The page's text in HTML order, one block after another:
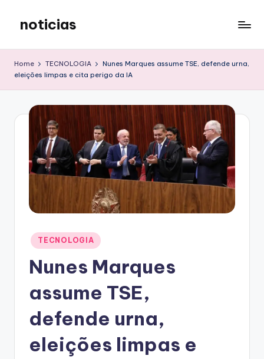
content
noticias
Home TECNOLOGIA
Nunes Marques assume TSE, defende urna,
eleições limpas e cita perigo da IA
Posted
in
TECNOLOGIA
Nunes Marques
assume TSE,
defende urna,
eleições limpas e